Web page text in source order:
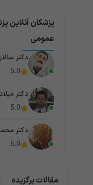
پزشکان آنلاین
عمومی
دکتر
5.0
دکتر
5.0
دکتر
5.0
مقالات برگزیده